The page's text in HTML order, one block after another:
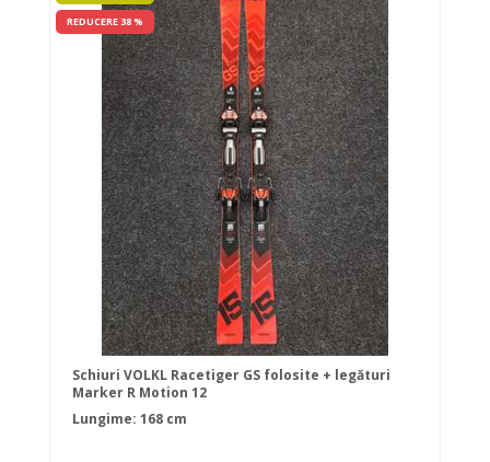
REDUCERE 38 %
Schiuri VOLKL Racetiger GS folosite + legături
Marker R Motion 12
Lungime: 168 cm